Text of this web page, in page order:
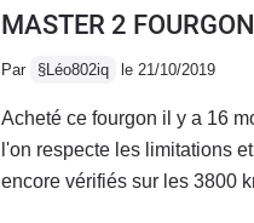
poignées cassées et je ne
UNE HONTE ils n'ont pas
ACHETER PAS DE
MASTER 2
Par §Léo802iq le 21/10/2019
Acheté ce fourgon il y a 16
l'on respecte les limitations
encore vérifiés sur les 3800